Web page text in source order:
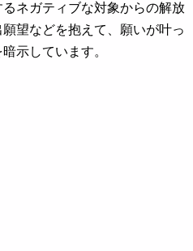
ネガティブな対象からの解放
望などを抱えて、願いが叶っ
示しています。